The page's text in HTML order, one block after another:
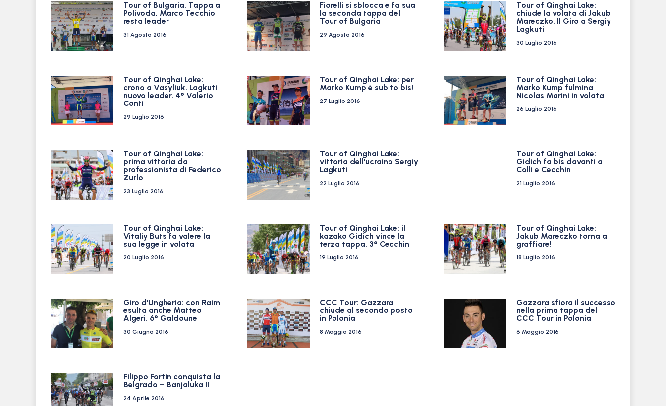
Tour of Bulgaria. Tappa a
Polivoda, Marco Tecchio
resta leader
31 Agosto 2016
Fiorelli si sblocca e fa sua
la seconda tappa del
Tour of Bulgaria
29 Agosto 2016
Tour of Qinghai Lake:
chiude la volata di Jakub
Mareczko. Il Giro a Sergiy
Lagkuti
30 Luglio 2016
Tour of Qinghai Lake:
crono a Vasyliuk. Lagkuti
nuovo leader. 4° Valerio
Conti
29 Luglio 2016
Tour of Qinghai Lake: per
Marko Kump è subito bis!
27 Luglio 2016
Tour of Qinghai Lake:
Marko Kump fulmina
Nicolas Marini in volata
26 Luglio 2016
Tour of Qinghai Lake:
prima vittoria da
professionista di Federico
Zurlo
23 Luglio 2016
Tour of Qinghai Lake:
vittoria dell'ucraino Sergiy
Lagkuti
22 Luglio 2016
Tour of Qinghai Lake:
Gidich fa bis davanti a
Colli e Cecchin
21 Luglio 2016
Tour of Qinghai Lake:
Vitaliy Buts fa valere la
sua legge in volata
20 Luglio 2016
Tour of Qinghai Lake: il
kazako Gidich vince la
terza tappa. 3° Cecchin
19 Luglio 2016
Tour of Qinghai Lake:
Jakub Mareczko torna a
graffiare!
18 Luglio 2016
Giro d'Ungheria: con Raim
esulta anche Matteo
Algeri. 6° Galdoune
30 Giugno 2016
CCC Tour: Gazzara
chiude al secondo posto
in Polonia
8 Maggio 2016
Gazzara sfiora il successo
nella prima tappa del
CCC Tour in Polonia
6 Maggio 2016
Filippo Fortin conquista la
Belgrado – Banjaluka II
24 Aprile 2016